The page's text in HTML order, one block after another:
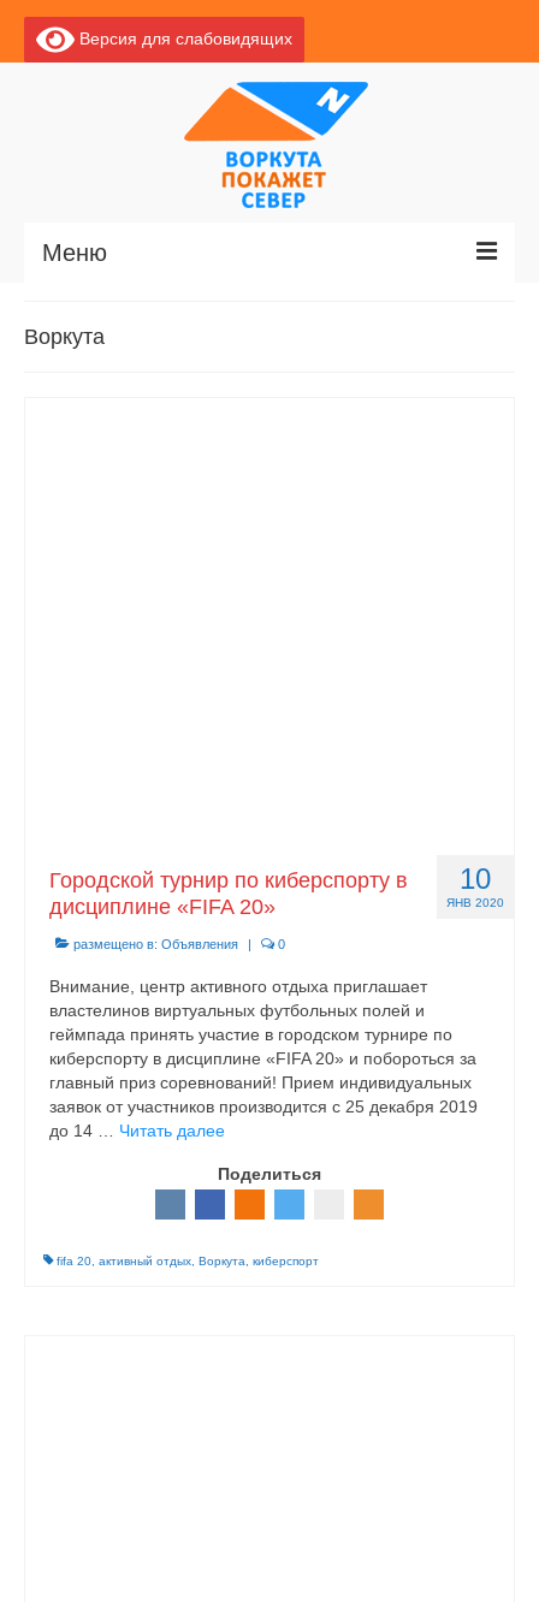
Версия для слабовидящих
Меню
Воркута
10
ЯНВ 2020
Городской турнир по киберспорту в
дисциплине «FIFA 20»
размещено в: Объявления | 0
Внимание, центр активного отдыха приглашает
властелинов виртуальных футбольных полей и
геймпада принять участие в городском турнире по
киберспорту в дисциплине «FIFA 20» и побороться за
главный приз соревнований! Прием индивидуальных
заявок от участников производится с 25 декабря 2019
до 14 … Читать далее
Поделиться
fifa 20 активный отдых Воркута киберспорт